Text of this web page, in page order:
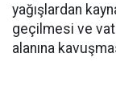
yağışlardan
geçilmesi ve
alanına